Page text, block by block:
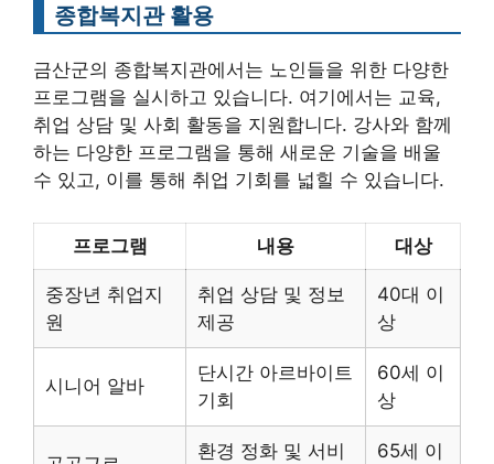
종합복지관 활용
금산군의 종합복지관에서는 노인들을 위한 다양한
프로그램을 실시하고 있습니다. 여기에서는 교육,
취업 상담 및 사회 활동을 지원합니다. 강사와 함께
하는 다양한 프로그램을 통해 새로운 기술을 배울
수 있고, 이를 통해 취업 기회를 넓힐 수 있습니다.
프로그램 내용 대상
중장년 취업지
원
취업 상담 및 정보
제공
40대 이
상
시니어 알바
단시간 아르바이트
기회
60세 이
상
환경 정화 및 서비 65세 이